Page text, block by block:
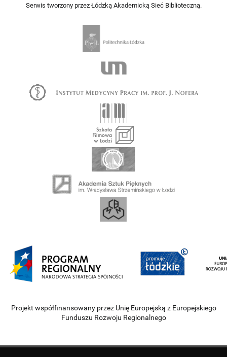
Serwis tworzony przez Łódzką Akademicką Sieć Biblioteczną.
Projekt współfinansowany przez Unię Europejską z Europejskiego
Funduszu Rozwoju Regionalnego